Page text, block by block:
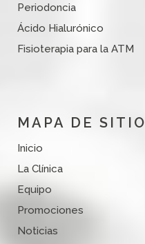
Periodoncia
Ácido Hialurónico
Fisioterapia para la ATM
MAPA DE SITIO
Inicio
La Clínica
Equipo
Promociones
Noticias